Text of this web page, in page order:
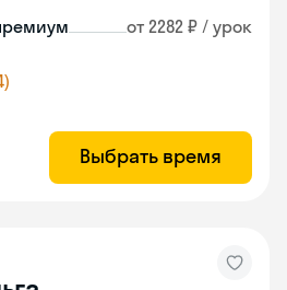
от 2282 ₽ / урок
Выбрать время